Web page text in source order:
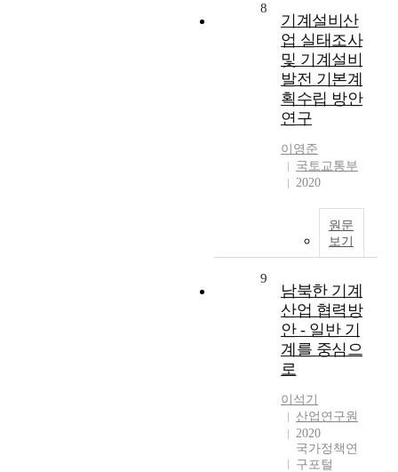
8
기계설비산
업 실태조사
및 기계설비
발전 기본계
획수립 방안
연구
이영준
국토교통부
2020
원문
보기
9
남북한 기계
산업 협력방
안 - 일반 기
계를 중심으
로
이석기
산업연구원
2020
국가정책연
구포털